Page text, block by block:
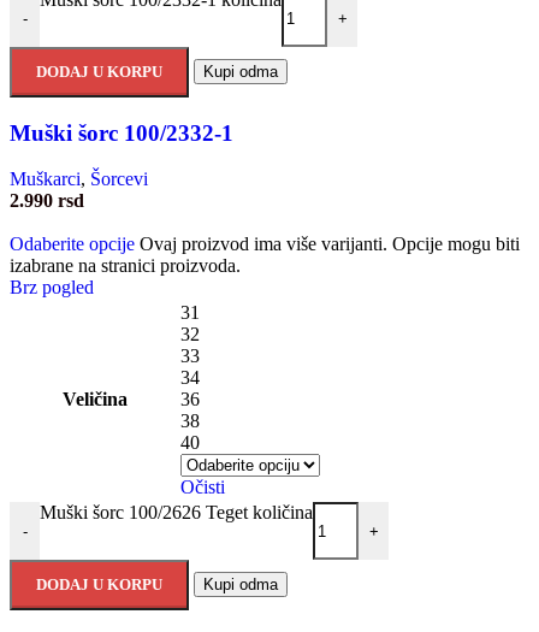
- +
DODAJ U KORPU Kupi odma
Muški šorc 100/2332-1
Muškarci, Šorcevi
2.990 rsd
Odaberite opcije Ovaj proizvod ima više varijanti. Opcije mogu biti
izabrane na stranici proizvoda.
Brz pogled
Veličina
31
32
33
34
36
38
40
Očisti
-
Muški šorc 100/2626 Teget količina
+
DODAJ U KORPU Kupi odma